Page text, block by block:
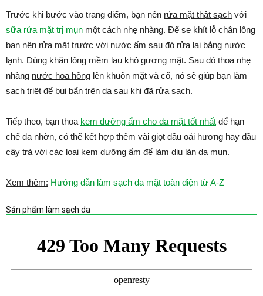
Trước khi bước vào trang điểm, bạn nên rửa mặt thật sạch với
sữa rửa mặt trị mụn một cách nhẹ nhàng. Để se khít lỗ chân lông
bạn nên rửa mặt trước với nước ấm sau đó rửa lại bằng nước
lạnh. Dùng khăn lông mềm lau khô gương mặt. Sau đó thoa nhẹ
nhàng nước hoa hồng lên khuôn mặt và cổ, nó sẽ giúp bạn làm
sạch triệt để bụi bẩn trên da sau khi đã rửa sạch.
Tiếp theo, bạn thoa kem dưỡng ẩm cho da mặt tốt nhất để hạn
chế da nhờn, có thể kết hợp thêm vài giọt dầu oải hương hay dầu
cây trà với các loại kem dưỡng ẩm để làm dịu làn da mụn.
Xem thêm: Hướng dẫn làm sạch da mặt toàn diện từ A-Z
Sản phẩm làm sạch da